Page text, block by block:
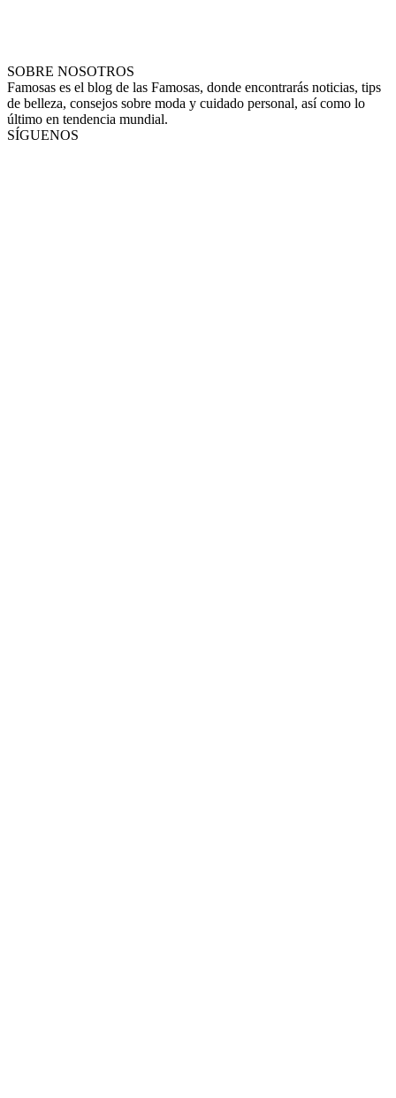
SOBRE NOSOTROS
Famosas es el blog de las Famosas, donde encontrarás noticias, tips
de belleza, consejos sobre moda y cuidado personal, así como lo
último en tendencia mundial.
SÍGUENOS